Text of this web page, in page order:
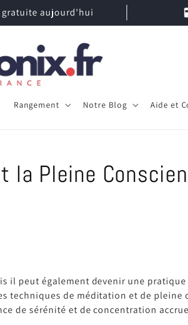
gratuite aujourd'hui
Rangement Notre Blog Aide et
la Pleine
il peut également devenir une
techniques de méditation et de pleine
de sérénité et de concentration